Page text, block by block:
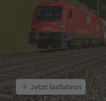
Jetzt losfahren